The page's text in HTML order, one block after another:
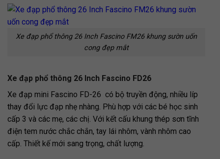
Xe đạp phổ thông 26 Inch Fascino FM26 khung sườn uốn
cong đẹp mắt
Xe đạp phổ thông 26 Inch Fascino FD26
Xe đạp mini Fascino FD-26 có bộ truyền động, nhiều líp
thay đổi lực đạp nhẹ nhàng. Phù hợp với các bé học sinh
cấp 3 và các mẹ, các chị. Với kết cấu khung thép sơn tĩnh
điện tem nước chắc chắn, tay lái nhôm, vành nhôm cao
cấp. Thiết kế mới sang trọng, chất lượng.